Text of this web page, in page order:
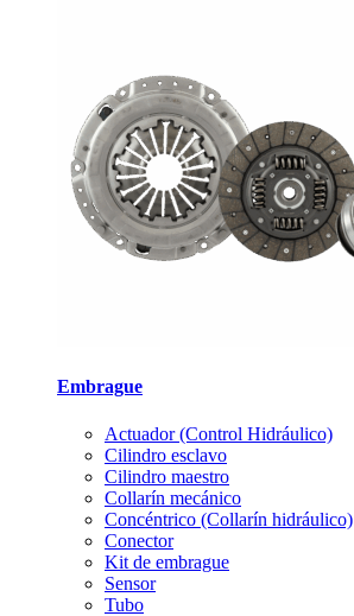
Embrague
Actuador (Control Hidráulico)
Cilindro esclavo
Cilindro maestro
Collarín mecánico
Concéntrico (Collarín hidráulico)
Conector
Kit de embrague
Sensor
Tubo